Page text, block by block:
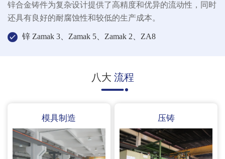
锌合金铸件为复杂设计提供了高精度和优异的流动性，同时
还具有良好的耐腐蚀性和较低的生产成本。
锌 Zamak 3、Zamak 5、Zamak 2、ZA8
八大 流程
模具制造 压铸